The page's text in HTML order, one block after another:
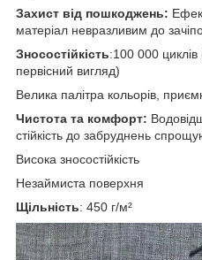
Захист від пошкоджень:
матеріал невразливим до
Зносостійкість:100 000 циклів
первісний вигляд)
Велика палітра кольорів,
Чистота та комфорт:
стійкість до забруднень
Висока зносостійкість
Незаймиста поверхня
Щільність: 450 г/м²